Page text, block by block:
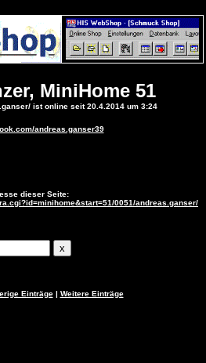
MiniHome 51
ist online seit 20.4.2014 um 3:24
andreas.ganser39
dieser Seite:
0051/andreas.ganser/
Einträge| Weitere Einträge